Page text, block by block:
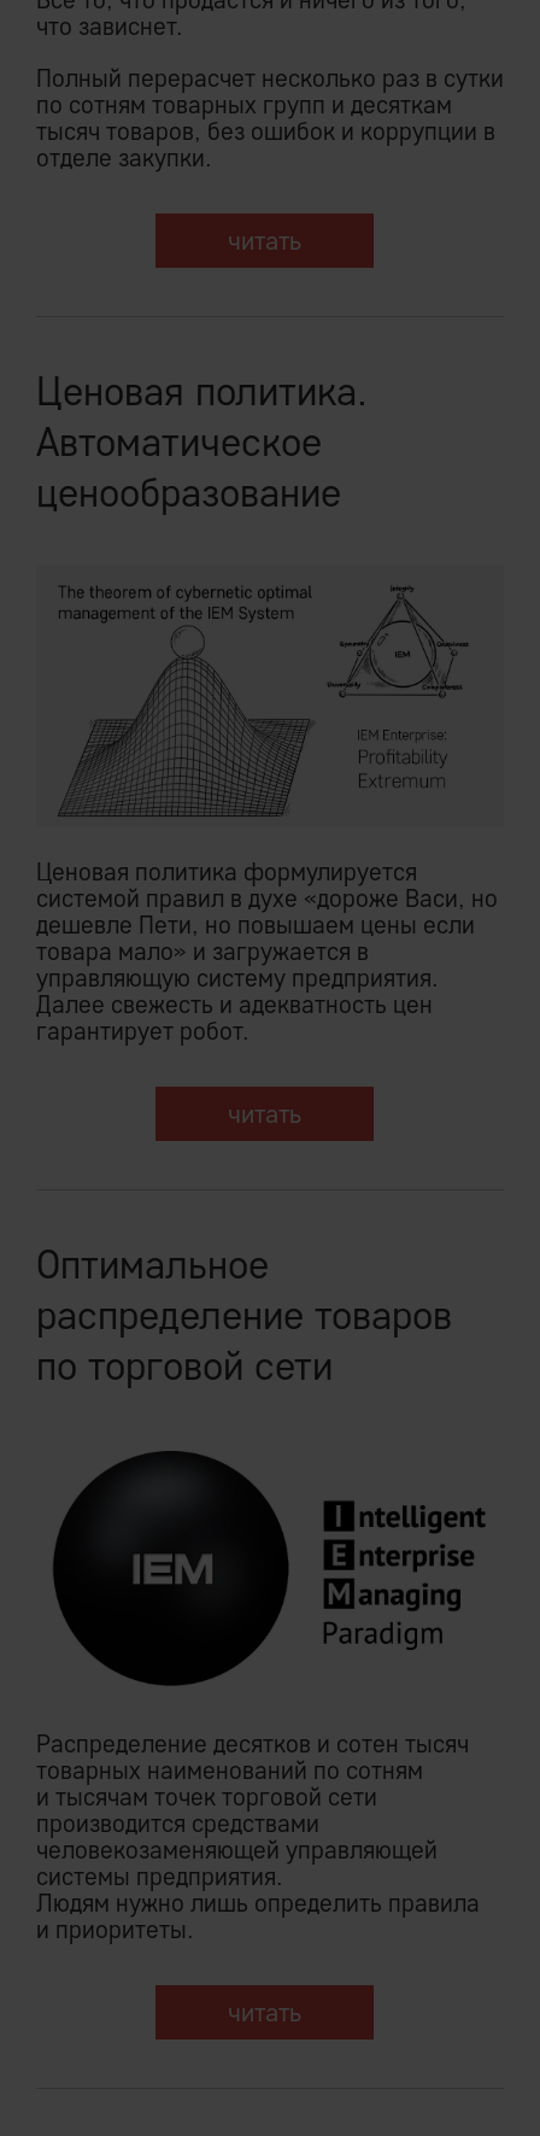
что зависнет.
Полный перерасчет несколько раз в сутки
по сотням товарных групп и десяткам
тысяч товаров, без ошибок и коррупции в
отделе закупки.
читать
Ценовая политика.
Автоматическое
ценообразование
Ценовая политика формулируется
системой правил в духе «дороже Васи, но
дешевле Пети, но повышаем цены если
товара мало» и загружается в
управляющую систему предприятия.
Далее свежесть и адекватность цен
гарантирует робот.
читать
Оптимальное
распределение товаров
по торговой сети
Распределение десятков и сотен тысяч
товарных наименований по сотням
и тысячам точек торговой сети
производится средствами
человекозаменяющей управляющей
системы предприятия.
Людям нужно лишь определить правила
и приоритеты.
читать